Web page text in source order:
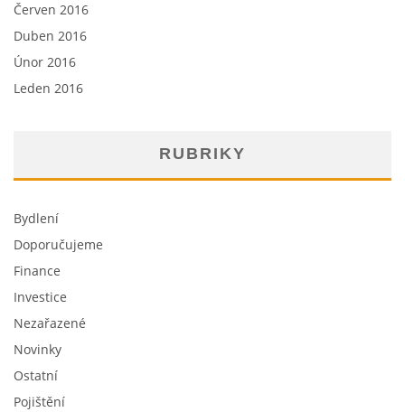
Červen 2016
Duben 2016
Únor 2016
Leden 2016
RUBRIKY
Bydlení
Doporučujeme
Finance
Investice
Nezařazené
Novinky
Ostatní
Pojištění